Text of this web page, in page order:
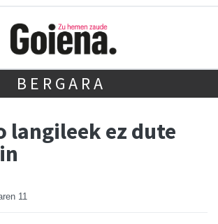
BERGARA
langileek ez dute
11